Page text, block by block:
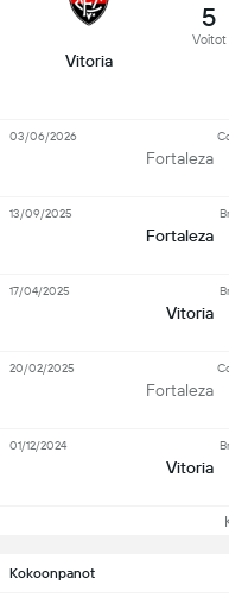
Kokoonpanot
Vitoria
5
Voitot
Fortaleza
03/06/2026
Fortaleza
13/09/2025
Vitoria
17/04/2025
Fortaleza
20/02/2025
Vitoria
01/12/2024